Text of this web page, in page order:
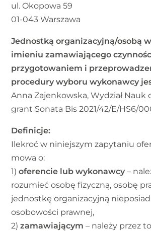
ul. Okopowa 59
01-043 Warszawa
Jednostką organizacyjną/osobą
imieniu zamawiającego
przygotowaniem i
procedury wyboru wykonawcy
Anna Zajenkowska, Wydział Nauk
grant Sonata Bis 2021/42/E/HS6/
Definicje:
Ilekroć w niniejszym zapytaniu
mowa o:
1)oferencie lub wykonawcy –
rozumieć osobę fizyczną, osobę
jednostkę organizacyjną
osobowości prawnej,
2)zamawiającym – należy przez